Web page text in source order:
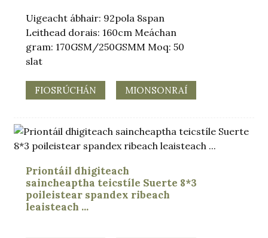
Uigeacht ábhair: 92pola 8span
Leithead dorais: 160cm Meáchan
gram: 170GSM/250GSMM Moq: 50
slat
FIOSRÚCHÁN MIONSONRAÍ
Priontáil dhigiteach
saincheaptha teicstíle Suerte 8*3
poileistear spandex ribeach
leaisteach ...